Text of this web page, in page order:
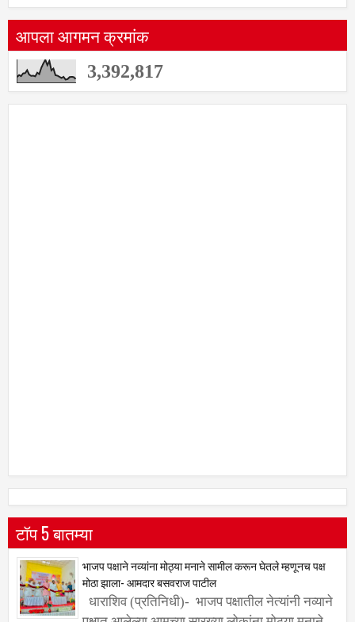
रविवार, दिनांक 9 ऑगस्ट 2026
आपला आगमन क्रमांक
3,392,817
टॉप 5 बातम्या
भाजप पक्षाने नव्यांना मोठ्या मनाने सामील करून घेतले म्हणूनच पक्ष
मोठा झाला- आमदार बसवराज पाटील